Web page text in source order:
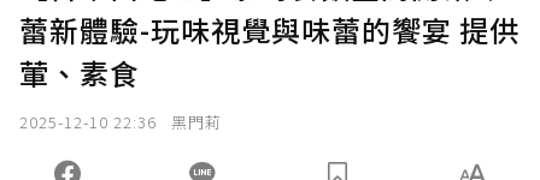
蕾新體驗-玩味視覺與味蕾的饗宴 提供
葷、素食
2025-12-10 22:36 黑門莉